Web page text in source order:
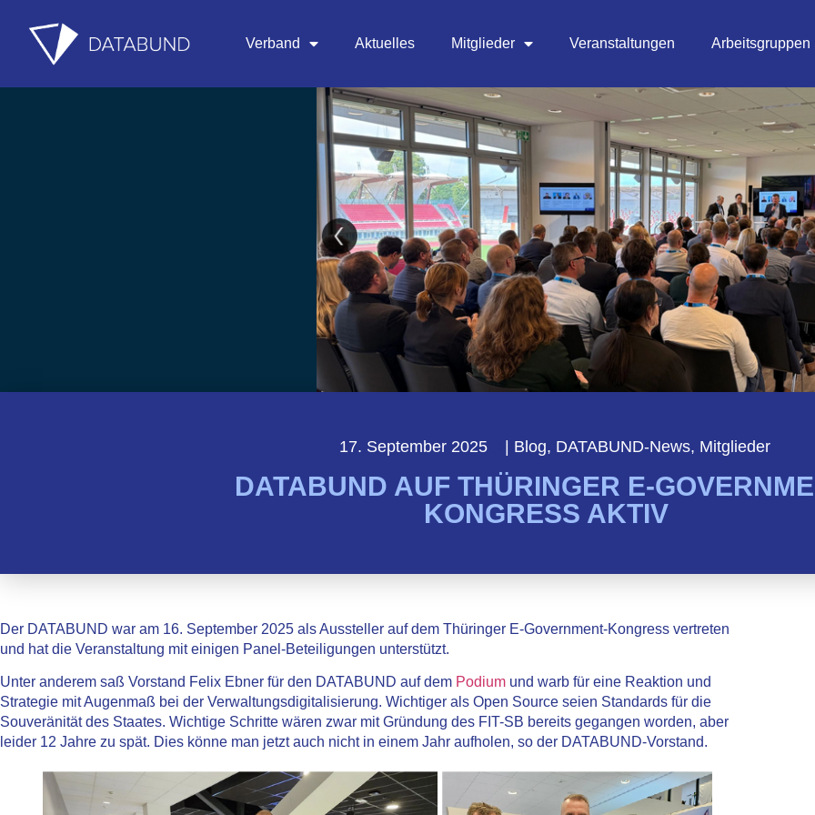
Verband Aktuelles Mitglieder Veranstaltungen Arbeitsgruppen
17. September 2025 Blog, DATABUND-News, Mitglieder
DATABUND AUF THÜRINGER E-
KONGRESS AKTIV
Der DATABUND war am 16. September 2025 als Aussteller auf dem Thüringer E-Government-Kongress vertreten
und hat die Veranstaltung mit einigen Panel-Beteiligungen unterstützt.
Unter anderem saß Vorstand Felix Ebner für den DATABUND auf dem Podium und warb für eine Reaktion und
Strategie mit Augenmaß bei der Verwaltungsdigitalisierung. Wichtiger als Open Source seien Standards für die
Souveränität des Staates. Wichtige Schritte wären zwar mit Gründung des FIT-SB bereits gegangen worden, aber
leider 12 Jahre zu spät. Dies könne man jetzt auch nicht in einem Jahr aufholen, so der DATABUND-Vorstand.